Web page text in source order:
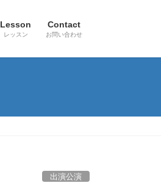
Lesson
レッスン
Contact
お問い合わせ
出演公演